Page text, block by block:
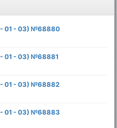
- 01 - 03) №68880
- 01 - 03) №68881
- 01 - 03) №68882
- 01 - 03) №68883